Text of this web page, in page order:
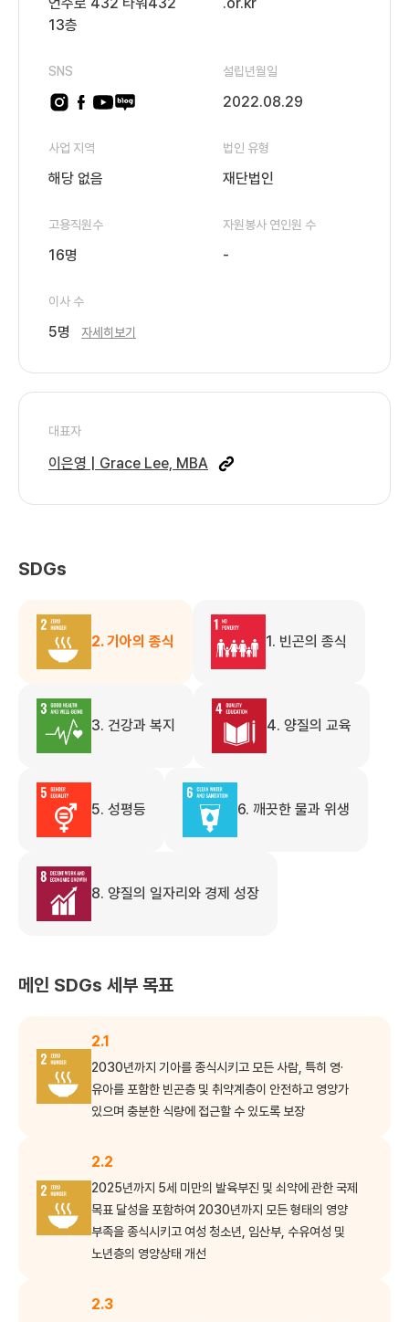
13층
SNS 설립년월일
2022.08.29
사업 지역
해당 없음
법인 유형
재단법인
고용직원수
16명
자원봉사 연인원 수
-
이사 수
5명 자세히보기
대표자
이은영 | Grace Lee, MBA
SDGs
2. 기아의 종식 1. 빈곤의 종식
3. 건강과 복지 4. 양질의 교육
5. 성평등 6. 깨끗한 물과 위생
8. 양질의 일자리와 경제 성장
메인 SDGs 세부 목표
2.1
2030년까지 기아를 종식시키고 모든 사람, 특히 영·
유아를 포함한 빈곤층 및 취약계층이 안전하고 영양가
있으며 충분한 식량에 접근할 수 있도록 보장
2.2
2025년까지 5세 미만의 발육부진 및 쇠약에 관한 국제
목표 달성을 포함하여 2030년까지 모든 형태의 영양
부족을 종식시키고 여성 청소년, 임산부, 수유여성 및
노년층의 영양상태 개선
2.3